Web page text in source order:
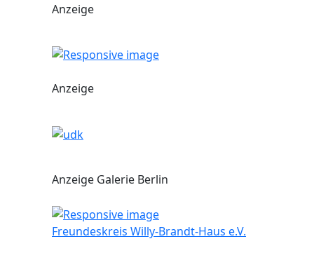
Anzeige
Anzeige
Anzeige Galerie Berlin
Freundeskreis Willy-Brandt-Haus e.V.